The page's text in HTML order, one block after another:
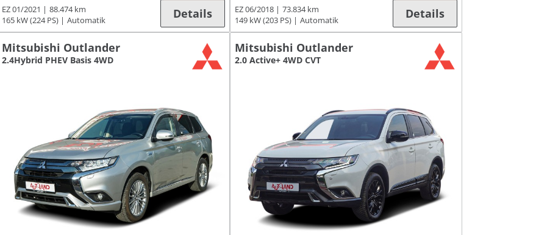
EZ 01/2021
88.474 km
165 kW (224 PS)
Automatik Details EZ 06/2018
73.834 km
149 kW (203 PS)
Automatik Details
Mitsubishi Outlander
2.4Hybrid PHEV Basis 4WD
Mitsubishi Outlander
2.0 Active+ 4WD CVT